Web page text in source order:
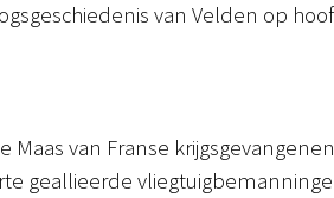
van Velden op
Maas van Franse
geallieerde